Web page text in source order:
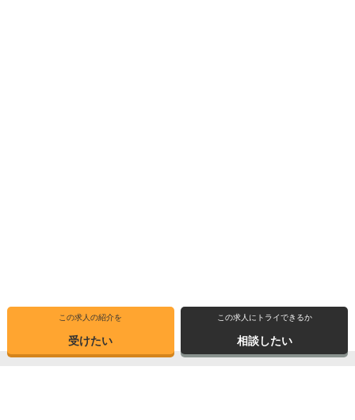
この求人の紹介を
受けたい
この求人にトライできるか
相談したい